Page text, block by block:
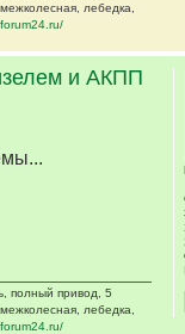
лебедка,
и АКПП
полный привод, 5
лебедка,